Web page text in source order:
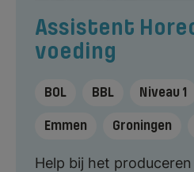
Assistent
voeding
BOL BBL Niveau 1
Emmen Groningen
Help bij het